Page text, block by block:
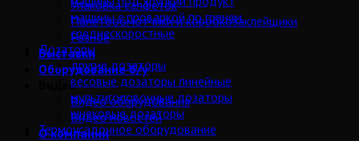
Упаковка салфеток
Палетообмотчики и коробкозаклейщики
Разное
Выставки
Оборудование б/у
Видео
Видео оборудования
Видео новостей
О компании
машины с проваркой по граням
среднескоростные
Дозаторы
другие дозаторы
весовые дозаторы линейные
мультиголовочные дозаторы
шнековые дозаторы
Термоусадочное оборудование